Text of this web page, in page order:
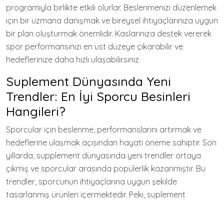
programıyla birlikte etkili olurlar. Beslenmenizi düzenlemek
için bir uzmana danışmak ve bireysel ihtiyaçlarınıza uygun
bir plan oluşturmak önemlidir. Kaslarınıza destek vererek
spor performansınızı en üst düzeye çıkarabilir ve
hedeflerinize daha hızlı ulaşabilirsiniz.
Suplement Dünyasında Yeni
Trendler: En İyi Sporcu Besinleri
Hangileri?
Sporcular için beslenme, performanslarını artırmak ve
hedeflerine ulaşmak açısından hayati öneme sahiptir. Son
yıllarda, supplement dünyasında yeni trendler ortaya
çıkmış ve sporcular arasında popülerlik kazanmıştır. Bu
trendler, sporcunun ihtiyaçlarına uygun şekilde
tasarlanmış ürünleri içermektedir. Peki, suplement